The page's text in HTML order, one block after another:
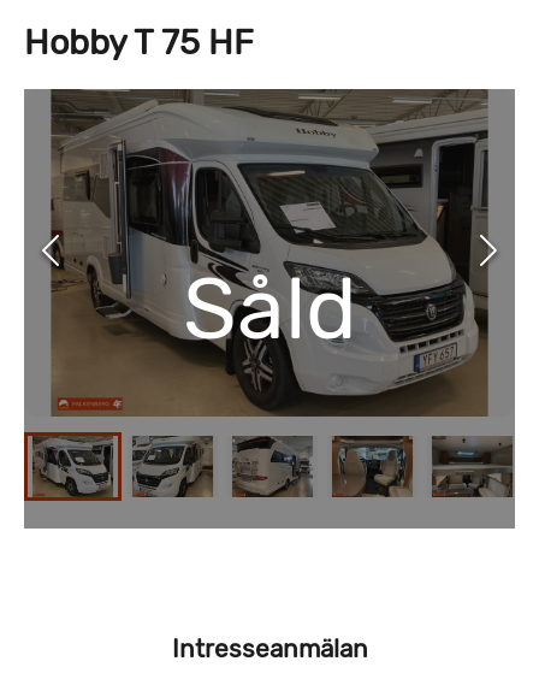
Hobby T 75 HF
Såld
Intresseanmälan